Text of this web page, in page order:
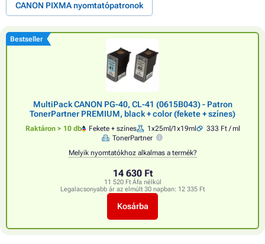
CANON PIXMA nyomtatópatronok
Bestseller
MultiPack CANON PG-40, CL-41 (0615B043) - Patron
TonerPartner PREMIUM, black + color (fekete + színes)
Raktáron > 10 db Fekete + színes 1x25ml/1x19ml
333 Ft / ml
TonerPartner
Melyik nyomtatókhoz alkalmas a termék?
14 630 Ft
11 520 Ft Áfa nélkül
Legalacsonyabb ár az elmúlt 30 napban: 12 335 Ft
Kosárba